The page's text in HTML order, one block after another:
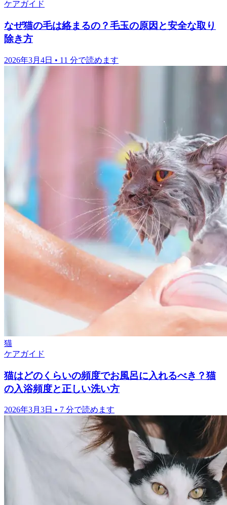
ケアガイド
なぜ猫の毛は絡まるの？毛玉の原因と安全な取り
除き方
2026年3月4日 • 11 分で読めます
猫
ケアガイド
猫はどのくらいの頻度でお風呂に入れるべき？猫
の入浴頻度と正しい洗い方
2026年3月3日 • 7 分で読めます